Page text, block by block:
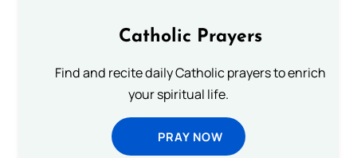
Catholic Prayers
Find and recite daily Catholic prayers to enrich
your spiritual life.
PRAY NOW